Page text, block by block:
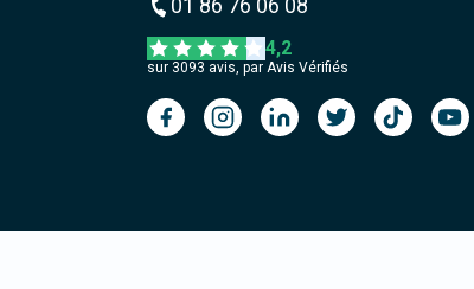
01 86 76 06 08
4,2
sur 3093 avis, par Avis Vérifiés